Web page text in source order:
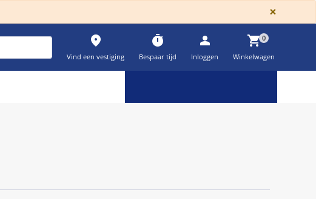
×
place
Vind een vestiging
timer
Bespaar tijd
person
Inloggen
shopping_cart0
Winkelwagen